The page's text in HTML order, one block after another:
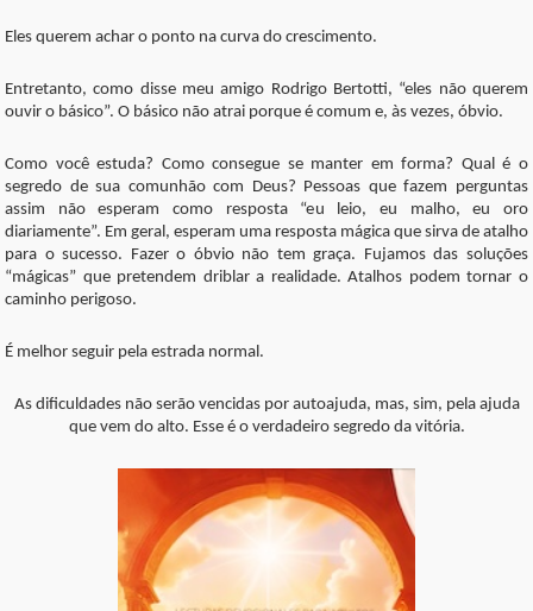
Eles querem achar o ponto na curva do crescimento.
Entretanto, como disse meu amigo Rodrigo Bertotti, “eles não querem
ouvir o básico”. O básico não atrai porque é comum e, às vezes, óbvio.
Como você estuda? Como consegue se manter em forma? Qual é o
segredo de sua comunhão com Deus? Pessoas que fazem perguntas
assim não esperam como resposta “eu leio, eu malho, eu oro
diariamente”. Em geral, esperam uma resposta mágica que sirva de atalho
para o sucesso. Fazer o óbvio não tem graça. Fujamos das soluções
“mágicas” que pretendem driblar a realidade. Atalhos podem tornar o
caminho perigoso.
É melhor seguir pela estrada normal.
As dificuldades não serão vencidas por autoajuda, mas, sim, pela ajuda
que vem do alto. Esse é o verdadeiro segredo da vitória.